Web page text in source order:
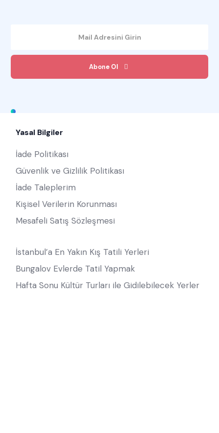
Abone Ol
Yasal Bilgiler
İade Politikası
Güvenlik ve Gizlilik Politikası
İade Taleplerim
Kişisel Verilerin Korunması
Mesafeli Satış Sözleşmesi
İstanbul’a En Yakın Kış Tatili Yerleri
Bungalov Evlerde Tatil Yapmak
Hafta Sonu Kültür Turları ile Gidilebilecek Yerler